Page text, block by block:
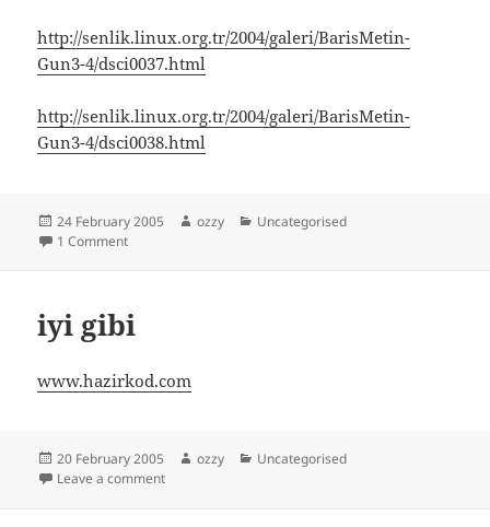
http://senlik.linux.org.tr/2004/galeri/BarisMetin-
Gun3-4/dsci0037.html
http://senlik.linux.org.tr/2004/galeri/BarisMetin-
Gun3-4/dsci0038.html
Posted
on
24 February 2005 Author
ozzy Categories
Uncategorised
1 Commenton neler neler buldum
iyi gibi
www.hazirkod.com
Posted
on
20 February 2005 Author
ozzy Categories
Uncategorised
Leave a commenton iyi gibi